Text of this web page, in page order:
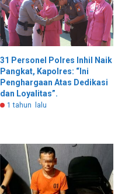
31 Personel Polres Inhil Naik
Pangkat, Kapolres: “Ini
Penghargaan Atas Dedikasi
dan Loyalitas”.
1 tahun lalu